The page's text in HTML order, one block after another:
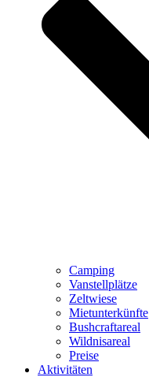
Camping
Vanstellplätze
Zeltwiese
Mietunterkünfte
Bushcraftareal
Wildnisareal
Preise
Aktivitäten